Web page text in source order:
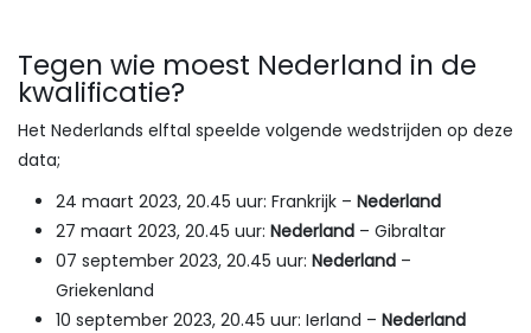
Tegen wie moest Nederland in de
kwalificatie?
Het Nederlands elftal speelde volgende wedstrijden op deze
data;
24 maart 2023, 20.45 uur: Frankrijk – Nederland
27 maart 2023, 20.45 uur: Nederland – Gibraltar
07 september 2023, 20.45 uur: Nederland –
Griekenland
10 september 2023, 20.45 uur: Ierland – Nederland